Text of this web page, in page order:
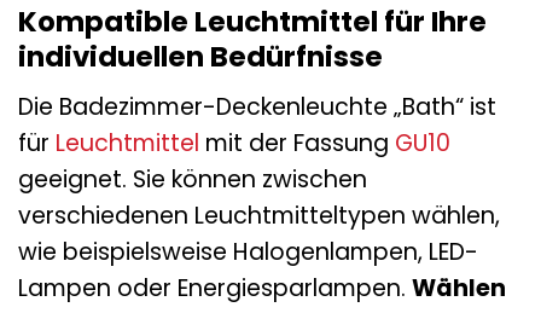
Kompatible Leuchtmittel für Ihre
individuellen Bedürfnisse
Die Badezimmer-Deckenleuchte „Bath“ ist
für Leuchtmittel mit der Fassung GU10
geeignet. Sie können zwischen
verschiedenen Leuchtmitteltypen wählen,
wie beispielsweise Halogenlampen, LED-
Lampen oder Energiesparlampen. Wählen